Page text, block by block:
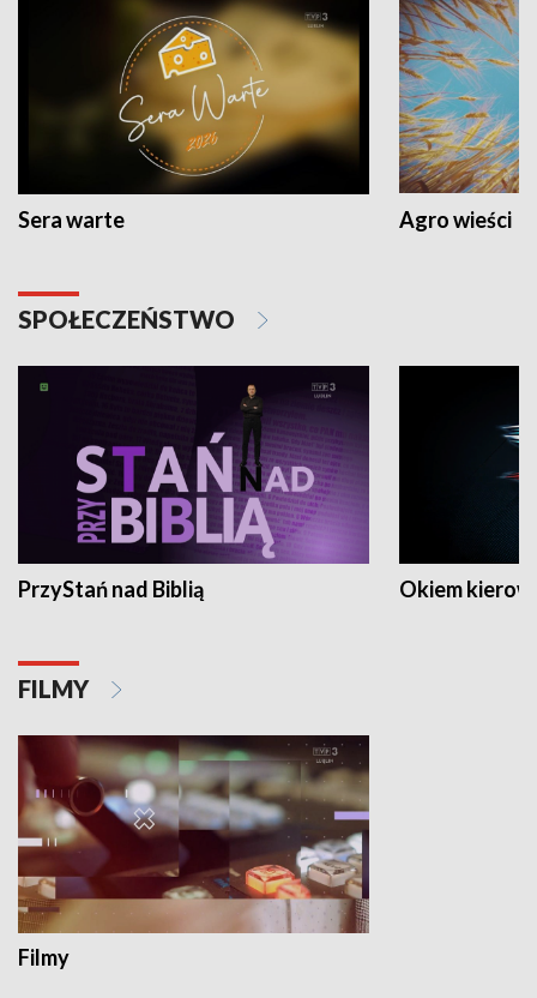
Sera warte Agro wieści
SPOŁECZEŃSTWO
PrzyStań nad Biblią Okiem
FILMY
Filmy